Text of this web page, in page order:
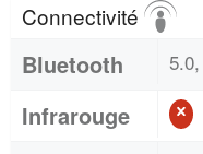
Connectivité
Bluetooth
Infrarouge